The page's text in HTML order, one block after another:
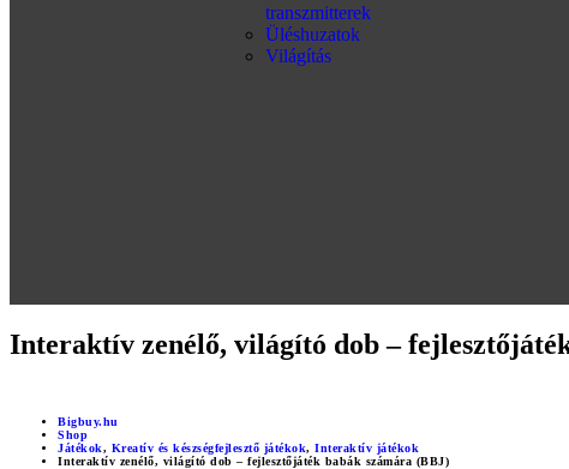
transzmitterek
Üléshuzatok
Világítás
Interaktív zenélő, világító dob –
Bigbuy.hu
Shop
Játékok, Kreatív és készségfejlesztő játékok, Interaktív játékok
Interaktív zenélő, világító dob – fejlesztőjáték babák számára (BBJ)